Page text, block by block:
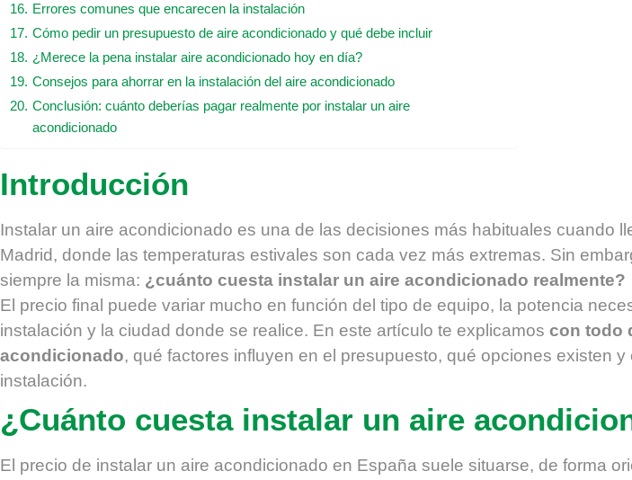
Errores comunes que encarecen la instalación
Cómo pedir un presupuesto de aire acondicionado y qué debe incluir
¿Merece la pena instalar aire acondicionado hoy en día?
Consejos para ahorrar en la instalación del aire acondicionado
Conclusión: cuánto deberías pagar realmente por instalar un aire
acondicionado
Introducción
Instalar un aire acondicionado es una de las decisiones más habituales cuando
Madrid, donde las temperaturas estivales son cada vez más extremas. Sin
siempre la misma: ¿cuánto cuesta instalar un aire acondicionado realmente?
El precio final puede variar mucho en función del tipo de equipo, la potencia
instalación y la ciudad donde se realice. En este artículo te explicamos con todo
acondicionado, qué factores influyen en el presupuesto, qué opciones existen
instalación.
¿Cuánto cuesta instalar un aire
El precio de instalar un aire acondicionado en España suele situarse, de forma